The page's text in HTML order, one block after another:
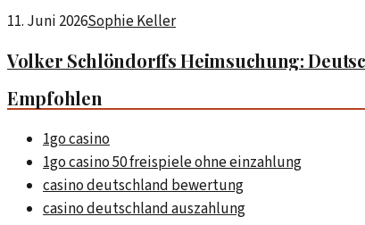
11. Juni 2026Sophie Keller
Volker Schlöndorffs Heimsuchung:
Empfohlen
1go casino
1go casino 50 freispiele ohne einzahlung
casino deutschland bewertung
casino deutschland auszahlung